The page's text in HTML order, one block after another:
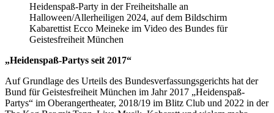
Heidenspaß-Party in der Freiheitshalle an
Halloween/Allerheiligen 2024, auf dem Bildschirm
Kabarettist Ecco Meineke im Video des Bundes für
Geistesfreiheit München
„Heidenspaß-Partys seit 2017“
Auf Grundlage des Urteils des Bundesverfassungsgerichts hat der
Bund für Geistesfreiheit München im Jahr 2017 „Heidenspaß-
Partys“ im Oberangertheater, 2018/19 im Blitz Club und 2022 in der